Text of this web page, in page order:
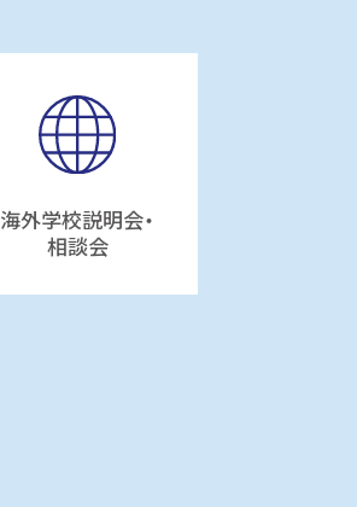
海外学校説明会・
相談会